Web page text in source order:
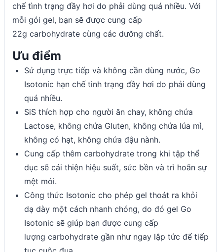
chế tình trạng đầy hơi do phải dùng quá nhiều. Với
mỗi gói gel, bạn sẽ được cung cấp
22g carbohydrate cùng các dưỡng chất.
Ưu điểm
Sử dụng trực tiếp và không cần dùng nước, Go
Isotonic hạn chế tình trạng đầy hơi do phải dùng
quá nhiều.
SiS thích hợp cho người ăn chay, không chứa
Lactose, không chứa Gluten, không chứa lúa mì,
không có hạt, không chứa đậu nành.
Cung cấp thêm carbohydrate trong khi tập thể
dục sẽ cải thiện hiệu suất, sức bền và trì hoãn sự
mệt mỏi.
Công thức Isotonic cho phép gel thoát ra khỏi
dạ dày một cách nhanh chóng, do đó gel Go
Isotonic sẽ giúp bạn được cung cấp
lượng carbohydrate gần như ngay lập tức để tiếp